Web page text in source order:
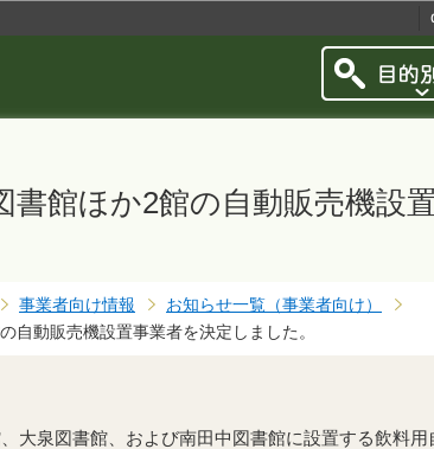
書館ほか2館の自動販売機設
事業者向け情報
お知らせ一覧（事業者向け）
自動販売機設置事業者を決定しました。
大泉図書館、および南田中図書館に設置する飲料